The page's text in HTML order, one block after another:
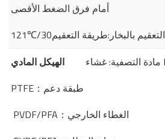
أمام فرق الضغط الأقصى
121℃/30التعقيم بالبخار:طريقة التعقيم
الهيكل المادي
PTFE：طبقة دعم
PVDF/PFA：الغطاء الخارجي